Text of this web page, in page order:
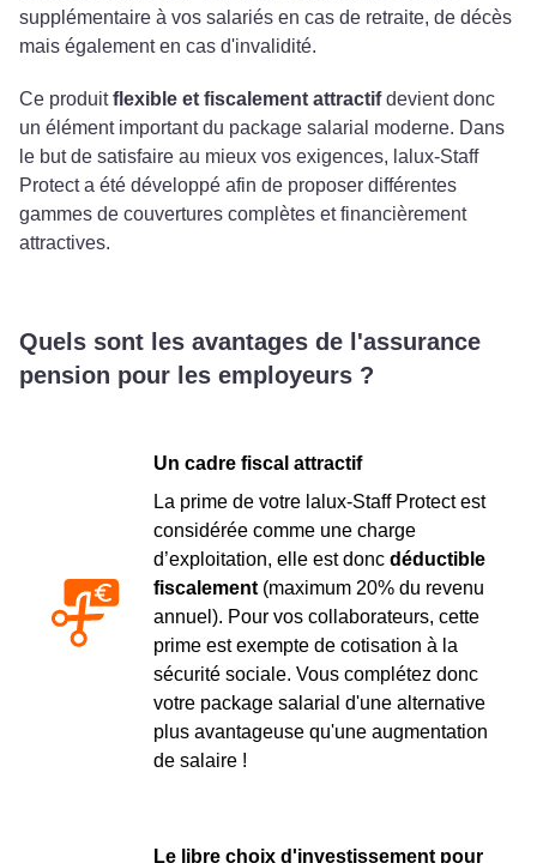
supplémentaire à vos salariés en cas de retraite, de décès
mais également en cas d'invalidité.
Ce produitflexible et fiscalement attractifdevient donc
un élément important du package salarial moderne. Dans
le but de satisfaire au mieux vos exigences, lalux-Staff
Protect a été développé afin de proposer différentes
gammes de couvertures complètes et financièrement
attractives.
Quels sont les avantages de l'assurance
pension pour les employeurs ?
Un cadre fiscal attractif
La prime de votre lalux-Staff Protect est
considérée comme une charge
d’exploitation, elle est donc déductible
fiscalement (maximum 20% du revenu
annuel). Pour vos collaborateurs, cette
prime est exempte de cotisation à la
sécurité sociale. Vous complétez donc
votre package salarial d'une alternative
plus avantageuse qu'une augmentation
de salaire !
Le libre choix d'investissement pour